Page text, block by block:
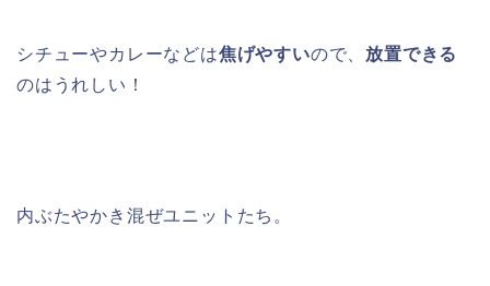
シチューやカレーなどは焦げやすいので、 放置できる
のはうれしい！
内ぶたやかき混ぜユニットたち。